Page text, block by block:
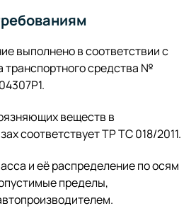
выполнено в соответствии с
транспортного средства №
веществ в
соответствует ТР ТС 018/2011.
и её распределение по осям
пределы,